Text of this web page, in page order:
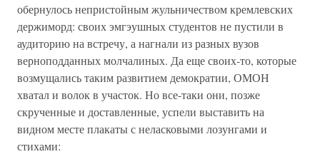
обернулось непристойным жульничеством кремлевских
держиморд: своих эмгэушных студентов не пустили в
аудиторию на встречу, а нагнали из разных вузов
верноподданных молчалиных. Да еще своих-то, которые
возмущались таким развитием демократии, ОМОН
хватал и волок в участок. Но все-таки они, позже
скрученные и доставленные, успели выставить на
видном месте плакаты с неласковыми лозунгами и
стихами: